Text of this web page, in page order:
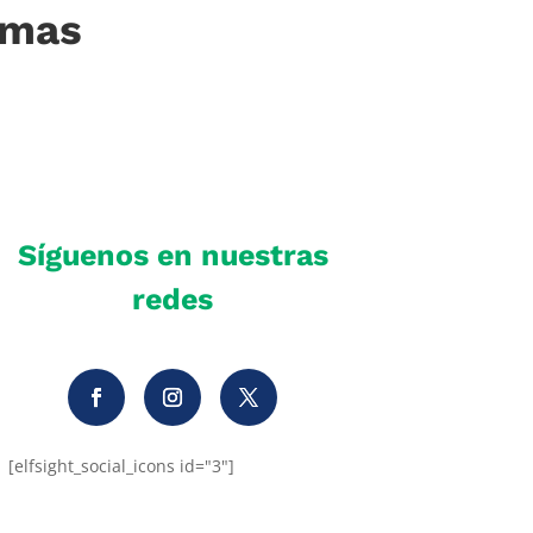
Síguenos en nuestras
redes
[elfsight_social_icons id="3"]